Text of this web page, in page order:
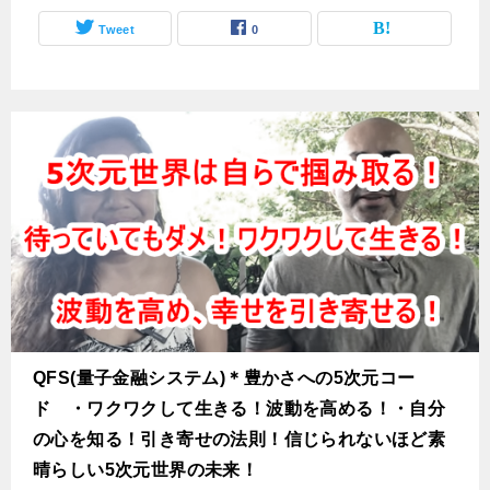
Tweet 0
QFS(量子金融システム)＊豊かさへの5次元コー
ド ・ワクワクして生きる！波動を高める！・自分
の心を知る！引き寄せの法則！信じられないほど素
晴らしい5次元世界の未来！